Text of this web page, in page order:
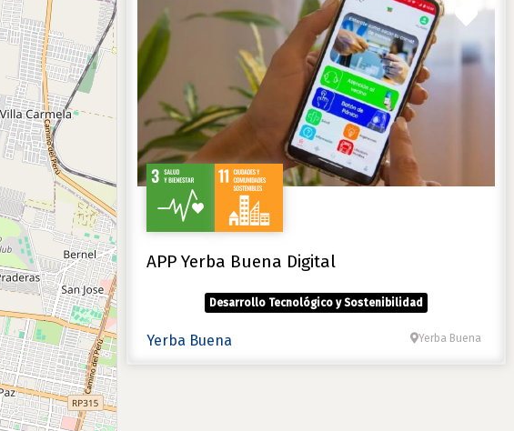
APP Yerba Buena Digital
Desarrollo Tecnológico y Sostenibilidad
Yerba Buena Yerba Buena